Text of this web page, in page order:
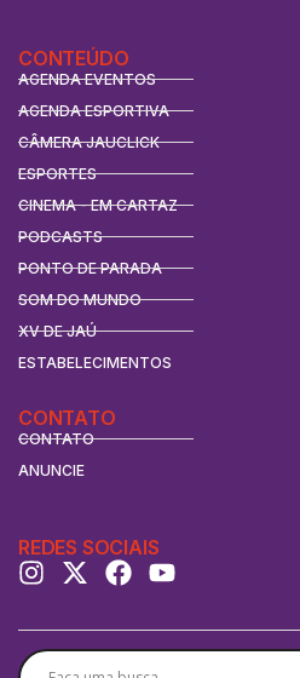
CONTEÚDO
AGENDA EVENTOS
AGENDA ESPORTIVA
CÂMERA JAUCLICK
ESPORTES
CINEMA - EM CARTAZ
PODCASTS
PONTO DE PARADA
SOM DO MUNDO
XV DE JAÚ
ESTABELECIMENTOS
CONTATO
CONTATO
ANUNCIE
REDES SOCIAIS